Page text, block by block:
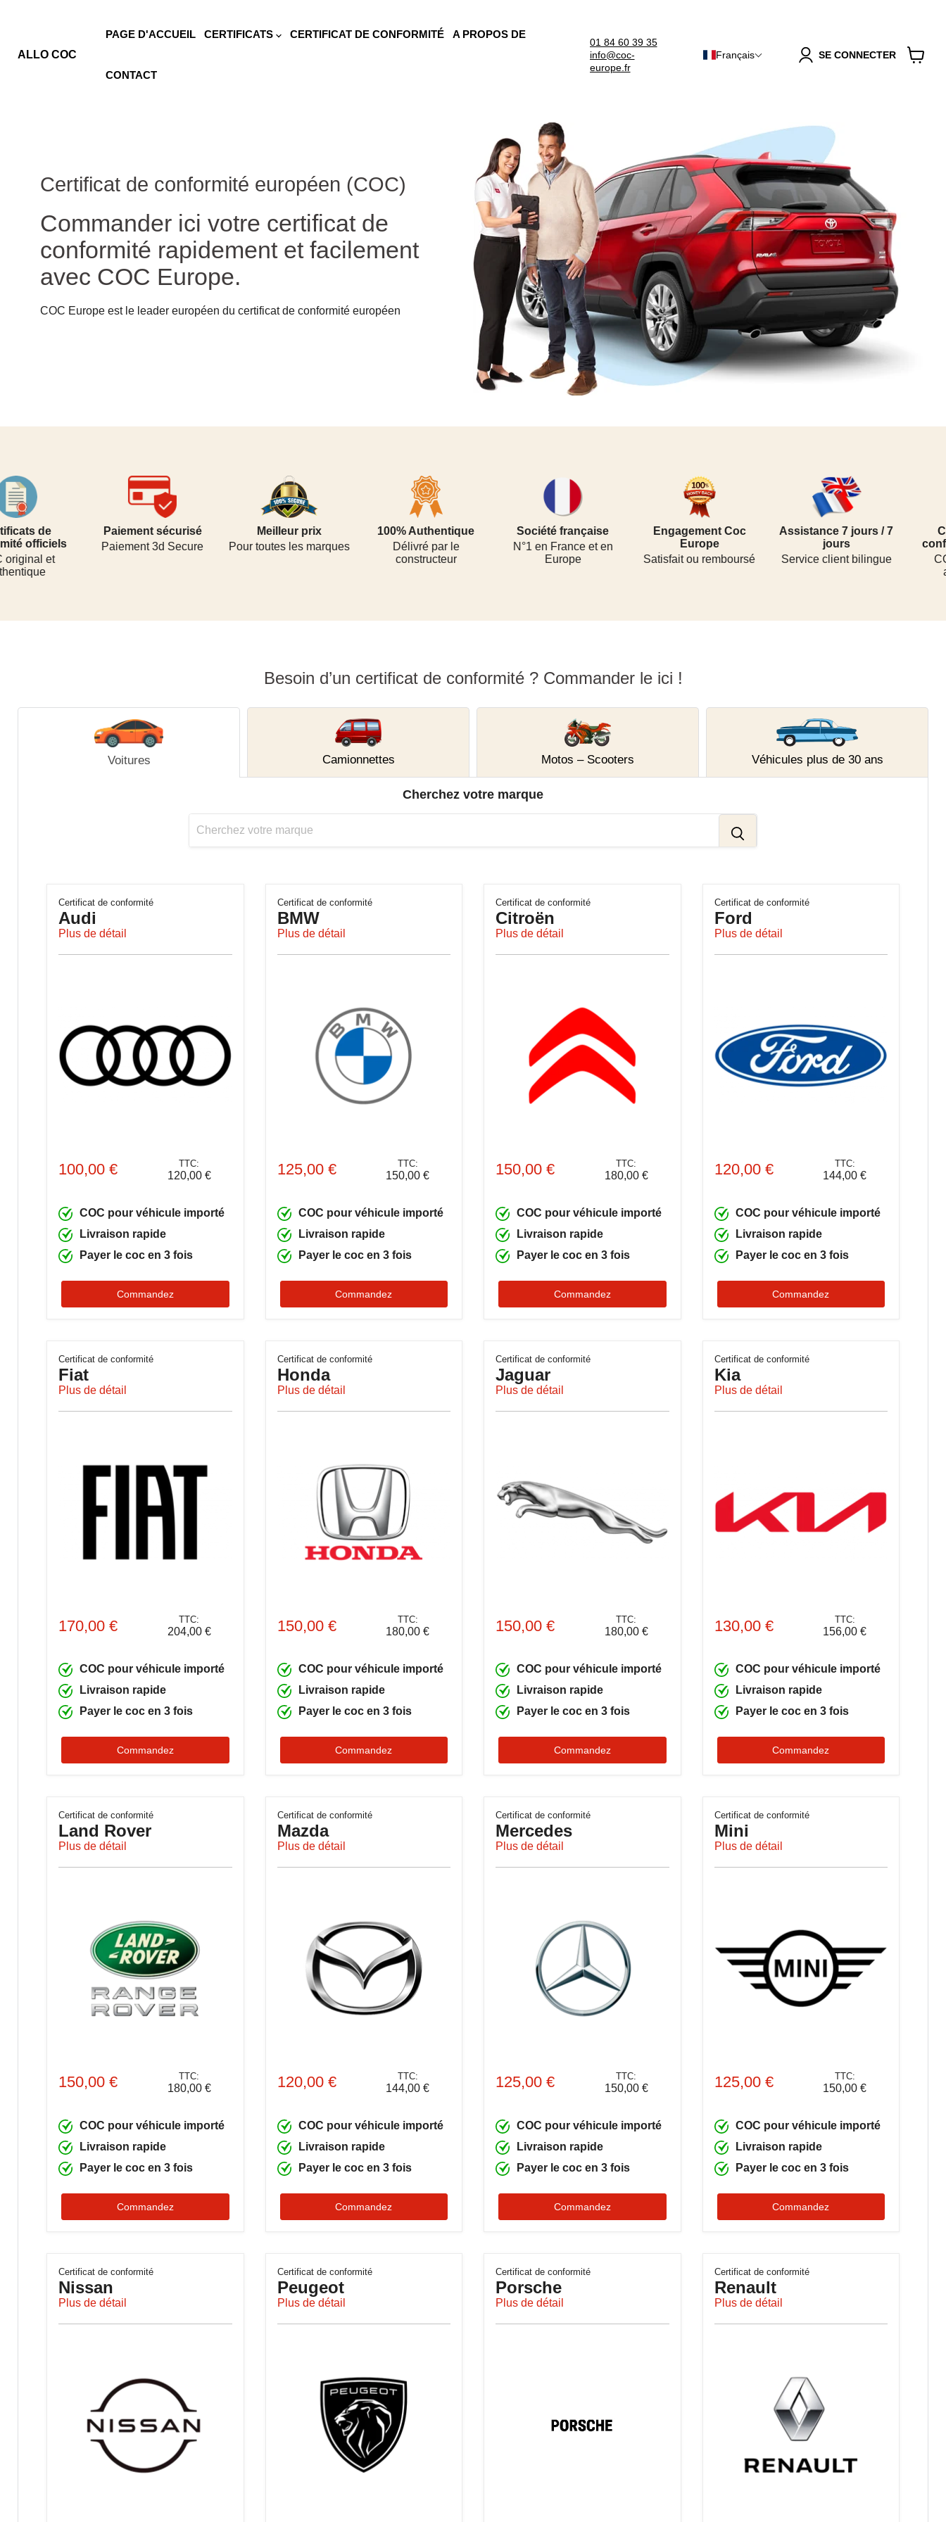
ALLO COC
PAGE D'ACCUEIL CERTIFICATS CERTIFICAT DE CONFORMITÉ A PROPOS DE
CONTACT
01 84 60 39 35
info@coc-
europe.fr
Français SE CONNECTER
Certificat de conformité européen (COC)
Commander ici votre certificat de
conformité rapidement et facilement
avec COC Europe.
COC Europe est le leader européen du certificat de conformité européen
de
et
Paiement sécurisé
Paiement 3d Secure
Meilleur prix
Pour toutes les marques
100% Authentique
Délivré par le
constructeur
Société française
N°1 en France et en
Europe
Engagement Coc
Europe
Satisfait ou remboursé
Assistance 7 jours / 7
Service client bilingue
COC
Besoin d’un certificat de conformité ? Commander le ici !
Voitures Camionnettes Motos – Scooters Véhicules plus de 30 ans
Cherchez votre marque
Certificat de conformité
Audi
Plus de détail
100,00 € TTC:
120,00 €
COC pour véhicule importé
Livraison rapide
Payer le coc en 3 fois
Commandez
Certificat de conformité
BMW
Plus de détail
125,00 € TTC:
150,00 €
COC pour véhicule importé
Livraison rapide
Payer le coc en 3 fois
Commandez
Certificat de conformité
Citroën
Plus de détail
150,00 € TTC:
180,00 €
COC pour véhicule importé
Livraison rapide
Payer le coc en 3 fois
Commandez
Certificat de conformité
Ford
Plus de détail
120,00 € TTC:
144,00 €
COC pour véhicule importé
Livraison rapide
Payer le coc en 3 fois
Commandez
Certificat de conformité
Fiat
Plus de détail
170,00 € TTC:
204,00 €
COC pour véhicule importé
Livraison rapide
Payer le coc en 3 fois
Commandez
Certificat de conformité
Honda
Plus de détail
150,00 € TTC:
180,00 €
COC pour véhicule importé
Livraison rapide
Payer le coc en 3 fois
Commandez
Certificat de conformité
Jaguar
Plus de détail
150,00 € TTC:
180,00 €
COC pour véhicule importé
Livraison rapide
Payer le coc en 3 fois
Commandez
Certificat de conformité
Kia
Plus de détail
130,00 € TTC:
156,00 €
COC pour véhicule importé
Livraison rapide
Payer le coc en 3 fois
Commandez
Certificat de conformité
Land Rover
Plus de détail
150,00 € TTC:
180,00 €
COC pour véhicule importé
Livraison rapide
Payer le coc en 3 fois
Commandez
Certificat de conformité
Mazda
Plus de détail
120,00 € TTC:
144,00 €
COC pour véhicule importé
Livraison rapide
Payer le coc en 3 fois
Commandez
Certificat de conformité
Mercedes
Plus de détail
125,00 € TTC:
150,00 €
COC pour véhicule importé
Livraison rapide
Payer le coc en 3 fois
Commandez
Certificat de conformité
Mini
Plus de détail
125,00 € TTC:
150,00 €
COC pour véhicule importé
Livraison rapide
Payer le coc en 3 fois
Commandez
Certificat de conformité
Nissan
Plus de détail
Certificat de conformité
Peugeot
Plus de détail
Certificat de conformité
Porsche
Plus de détail
Certificat de conformité
Renault
Plus de détail